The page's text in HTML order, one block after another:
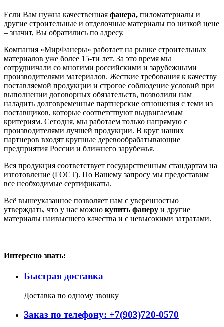
Если Вам нужна качественная фанера, пиломатериалы и
другие строительные и отделочные материалы по низкой цене
– значит, Вы обратились по адресу.
Компания «МирФанеры» работает на рынке строительных
материалов уже более 15-ти лет. За это время мы
сотрудничали со многими российскими и зарубежными
производителями материалов. Жесткие требования к качеству
поставляемой продукции и строгое соблюдение условий при
выполнении договорных обязательств, позволили нам
наладить долговременные партнерские отношения с теми из
поставщиков, которые соответствуют выдвигаемым
критериям. Сегодня, мы работаем только напрямую с
производителями лучшей продукции. В круг наших
партнеров входят крупные деревообрабатывающие
предприятия России и ближнего зарубежья.
Вся продукция соответствует государственным стандартам на
изготовление (ГОСТ). По Вашему запросу мы предоставим
все необходимые сертификаты.
Всё вышеуказанное позволяет нам с уверенностью
утверждать, что у нас можно купить фанеру и другие
материалы наивысшего качества и с невысокими затратами.
Интересно знать:
Быстрая доставка
Доставка по одному звонку
Заказ по телефону: +7(903)720-0570